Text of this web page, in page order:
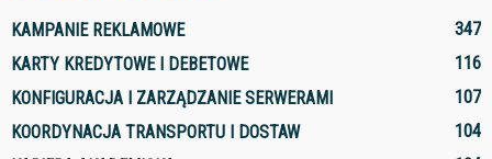
KAMPANIE REKLAMOWE
347
KARTY KREDYTOWE I DEBETOWE
116
KONFIGURACJA I ZARZĄDZANIE SERWERAMI
107
KOORDYNACJA TRANSPORTU I DOSTAW
104